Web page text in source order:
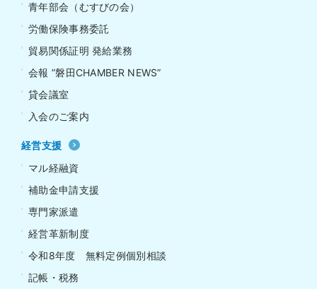
青年部会（むすびの会）
労働保険事務委託
貿易関係証明 発給業務
会報 ”磐田CHAMBER NEWS”
貸会議室
入会のご案内
経営支援
マル経融資
補助金申請支援
専門家派遣
経営革新制度
令和8年度 無料定例個別相談
記帳・税務